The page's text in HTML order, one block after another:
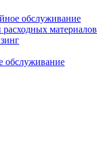
обслуживание
расходных материалов
обслуживание